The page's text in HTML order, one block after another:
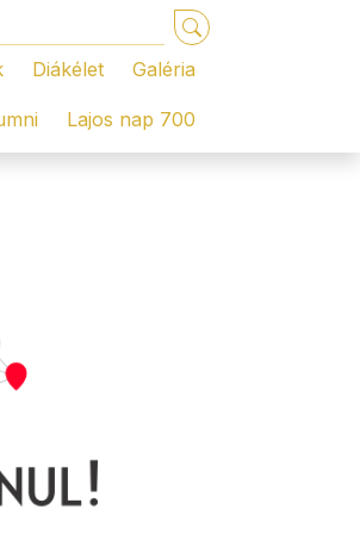
Diákélet Galéria
Lajos nap 700